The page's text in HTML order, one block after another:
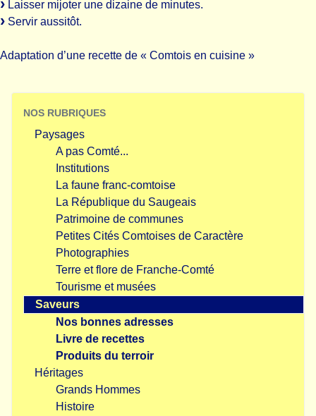
Laisser mijoter une dizaine de minutes.
Servir aussitôt.
Adaptation d’une recette de « Comtois en cuisine »
NOS RUBRIQUES
Paysages
A pas Comté...
Institutions
La faune franc-comtoise
La République du Saugeais
Patrimoine de communes
Petites Cités Comtoises de Caractère
Photographies
Terre et flore de Franche-Comté
Tourisme et musées
Saveurs
Nos bonnes adresses
Livre de recettes
Produits du terroir
Héritages
Grands Hommes
Histoire